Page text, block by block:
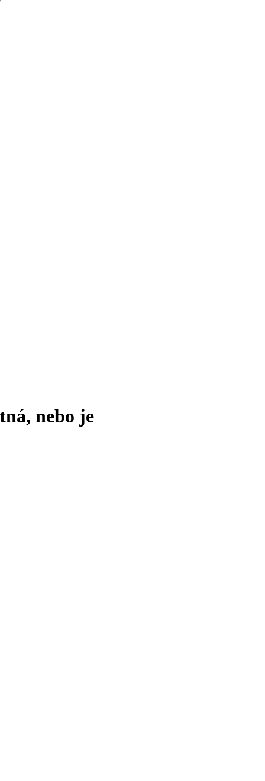
nebo je